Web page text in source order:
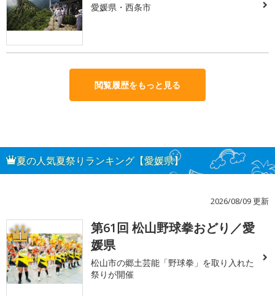
愛媛県・西条市
閲覧履歴をもっと見る
夏の人気夏祭りランキング【愛媛県】
2026/08/09 更新
1
第61回 松山野球拳おどり／愛
媛県
松山市の郷土芸能「野球拳」を取り入れた
祭りが開催